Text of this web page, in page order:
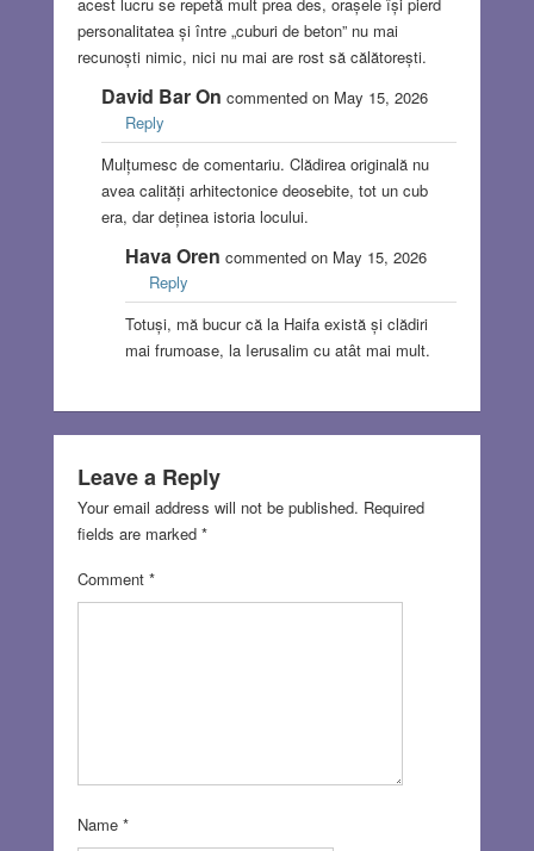
personalitatea și între „cuburi de beton” nu mai
recunoști nimic, nici nu mai are rost să călătorești.
David Bar On commented on May 15, 2026
Reply
Mulțumesc de comentariu. Clădirea originală nu
avea calități arhitectonice deosebite, tot un cub
era, dar deținea istoria locului.
Hava Oren commented on May 15, 2026
Reply
Totuși, mă bucur că la Haifa există și clădiri
mai frumoase, la Ierusalim cu atât mai mult.
Leave a Reply
Your email address will not be published. Required
fields are marked *
Comment *
Name *